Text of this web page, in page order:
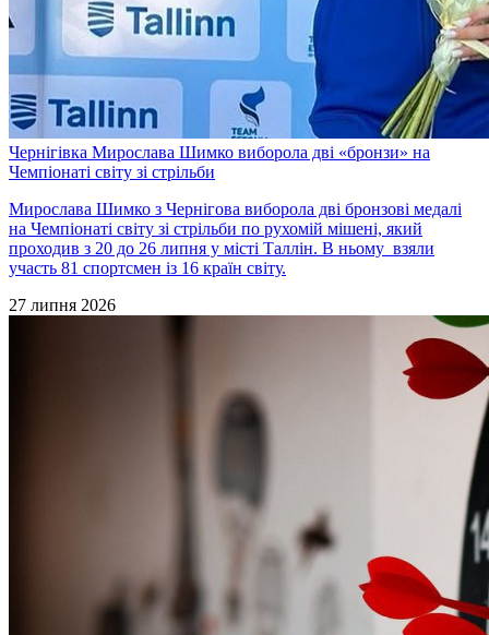
Чернігівка Мирослава Шимко виборола дві «бронзи» на
Чемпіонаті світу зі стрільби
Мирослава Шимко з Чернігова виборола дві бронзові медалі
на Чемпіонаті світу зі стрільби по рухомій мішені, який
проходив з 20 до 26 липня у місті Таллін. В ньому взяли
участь 81 спортсмен із 16 країн світу.
27 липня 2026